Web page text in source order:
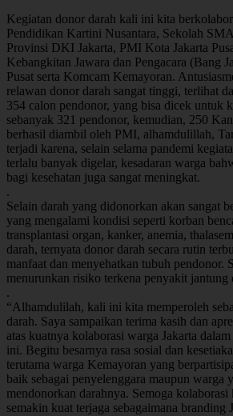
Kegiatan donor darah kali ini kita
Pendidikan Kartini Nusantara, Sekolah
Provinsi DKI Jakarta, PMI Kota Jakarta
Kebangkitan Jawara dan Pengacara (Bang
Pusat serta Komcam Kemayoran.
relawan donor darah sangat tinggi, terlihat
354 calon pendonor, yang bisa dicek untuk
sebanyak 321 pendonor, kemudian, 250
berhasil diambil oleh PMI, alhamdulillah,
terjadi karena, selain selama pandemi
terlalu banyak digelar, kesadaran warga
bagi kesehatan juga sangat meningkat.
.
Selain darah yang didonorkan akan sangat
yang mengalami kondisi seperti korban
transplantasi organ, kanker, anemia,
darah, ternyata donor darah secara rutin
manfaat dan menyehatkan tubuh pendonor.
menurunkan risiko terkena penyakit jantung
.
“Alhamdulilah, kali ini kita memperoleh
darah. Saya sampaikan terima kasih dan
atas kuatnya kolaborasi warga Jakarta
ini. Begitu besarnya rasa sosial dan
terutama warga Kemayoran yang
baik sebagai penyelenggara maupun warga
mendonorkan darahnya. Semoga kolaborasi
semakin kuat terjaga sebagaimana branding